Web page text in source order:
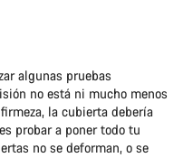
algunas pruebas
no está ni mucho menos
la cubierta debería
probar a poner todo tu
no se deforman, o se